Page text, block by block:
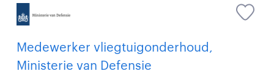
Medewerker vliegtuigonderhoud,
Ministerie van Defensie